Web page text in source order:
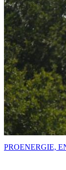
PROENERGIE,